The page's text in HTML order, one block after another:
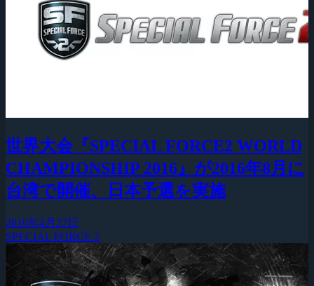
世界大会『SPECIAL FORCE2 WORLD
CHAMPIONSHIP 2016』が2016年8月に
台湾で開催、日本予選を実施
2016年4月27日
SPECIAL FORCE 2